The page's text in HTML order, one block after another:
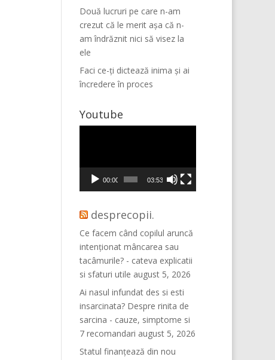
Două lucruri pe care n-am
crezut că le merit așa că n-
am îndrăznit nici să visez la
ele
Faci ce-ți dictează inima și ai
încredere în proces
Youtube
00:00 03:53
desprecopii.
Ce facem când copilul aruncă
intenționat mâncarea sau
tacâmurile? - cateva explicatii
si sfaturi utile august 5, 2026
Ai nasul infundat des si esti
insarcinata? Despre rinita de
sarcina - cauze, simptome si
7 recomandari august 5, 2026
Statul finanțează din nou